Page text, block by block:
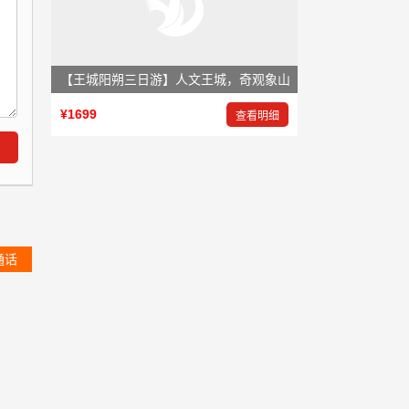
话
【王城阳朔三日游】人文王城，奇观象山
查看明细
¥1699